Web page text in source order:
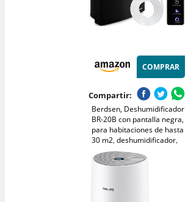
COMPRAR
Compartir:
Berdsen, Deshumidificador
BR-20B con pantalla negra,
para habitaciones de hasta
30 m2, deshumidificador,
purificador de aire,
secadora de ropa, eléctrico